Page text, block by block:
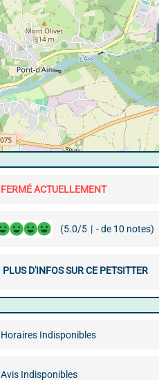
FERMÉ ACTUELLEMENT
(5.0/5 | - de 10 notes)
PLUS D'INFOS SUR CE PETSITTER
Horaires Indisponibles
Avis Indisponibles